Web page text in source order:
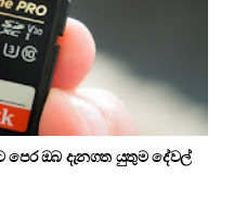
ඔබ දැනගත යුතුම දේවල්